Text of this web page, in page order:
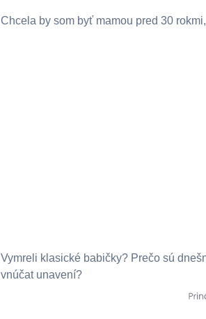
Chcela by som byť mamou pred 30
Vymreli klasické babičky? Prečo sú
vnúčat unavení?